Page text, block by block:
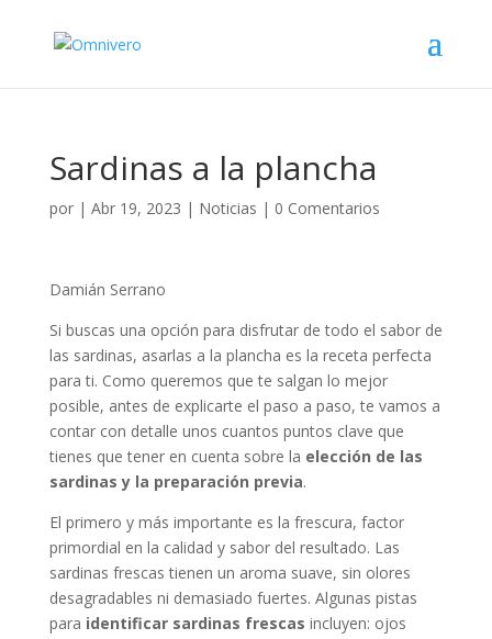
Sardinas a la plancha
por | Abr 19, 2023 | Noticias | 0 Comentarios
Damián Serrano
Si buscas una opción para disfrutar de todo el sabor de
las sardinas, asarlas a la plancha es la receta perfecta
para ti. Como queremos que te salgan lo mejor
posible, antes de explicarte el paso a paso, te vamos a
contar con detalle unos cuantos puntos clave que
tienes que tener en cuenta sobre la elección de las
sardinas y la preparación previa.
El primero y más importante es la frescura, factor
primordial en la calidad y sabor del resultado. Las
sardinas frescas tienen un aroma suave, sin olores
desagradables ni demasiado fuertes. Algunas pistas
para identificar sardinas frescas incluyen: ojos